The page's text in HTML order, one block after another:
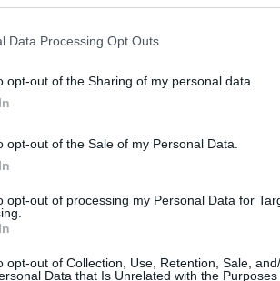
Data Processing Opt Outs
opt-out of the Sharing of my personal data.
opt-out of the Sale of my Personal Data.
opt-out of processing my Personal Data for
opt-out of Collection, Use, Retention, Sale,
Data that Is Unrelated with the
biztosítani a brüsszeli
Audi
A nagyméretű elektromos SUV-ok